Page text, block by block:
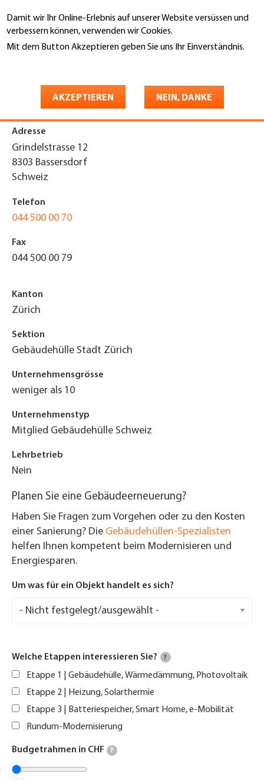
Damit wir Ihr Online-Erlebnis auf unserer Website versüssen und
verbessern können, verwenden wir Cookies.
Mit dem Button Akzeptieren geben Sie uns Ihr Einverständnis.
AKZEPTIEREN NEIN, DANKE
zum
Inhalt
HATECH Group GmbH
Adresse
Grindelstrasse 12
8303 Bassersdorf
Schweiz
Telefon
044 500 00 70
Fax
044 500 00 79
Kanton
Zürich
Sektion
Gebäudehülle Stadt Zürich
Unternehmensgrösse
weniger als 10
Unternehmenstyp
Mitglied Gebäudehülle Schweiz
Lehrbetrieb
Nein
Planen Sie eine Gebäudeerneuerung?
Haben Sie Fragen zum Vorgehen oder zu den Kosten
einer Sanierung? Die Gebäudehüllen-Spezialisten
helfen Ihnen kompetent beim Modernisieren und
Energiesparen.
Um was für ein Objekt handelt es sich?
Welche Etappen interessieren Sie? ?
Etappe 1 | Gebäudehülle, Wärmedämmung, Photovoltaik
Etappe 2 | Heizung, Solarthermie
Etappe 3 | Batteriespeicher, Smart Home, e-Mobilität
Rundum-Modernisierung
Budgetrahmen in CHF ?